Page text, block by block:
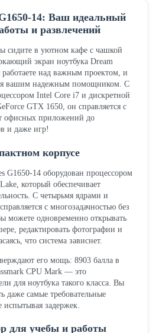
14: Ваш идеальный
и развлечений
сидите в уютном кафе с чашкой
экран ноутбука Dream
над важным проектом, и
вашим надежным помощником. С
Intel Core i7 и дискретной
GTX 1650, он справляется с
офисных приложений до
и даже игр!
корпусе
G1650-14 оборудован процессором
который обеспечивает
С четырьмя ядрами и
с многозадачностью без
можете одновременно открывать
редактировать фотографии и
что система зависнет.
его мощь: 8903 балла в
CPU Mark — это
для ноутбука такого класса. Вы
даже самые требовательные
задержек.
для учебы и работы